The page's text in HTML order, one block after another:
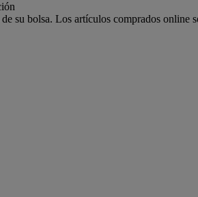
su bolsa. Los artículos comprados online